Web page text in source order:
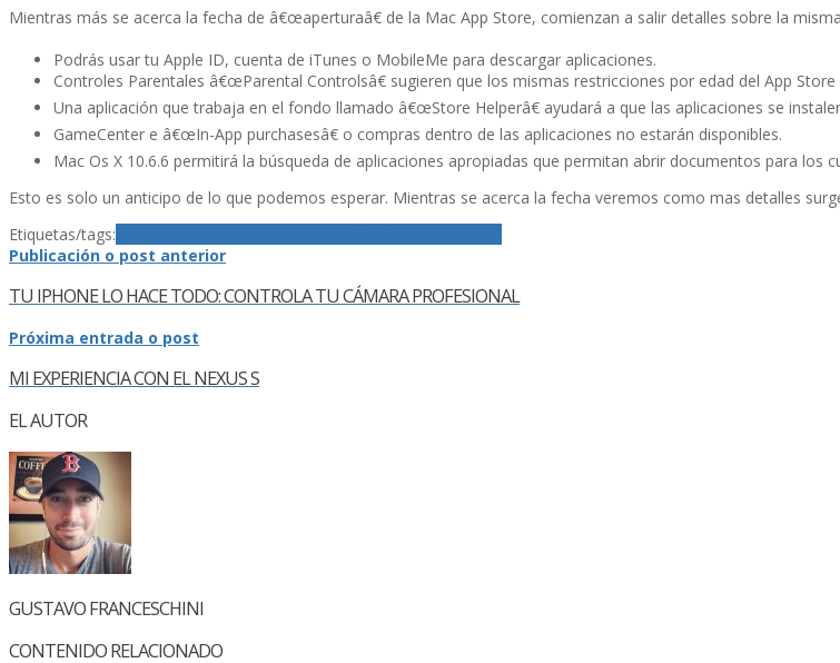
Mientras más se acerca la fecha de â€œaperturaâ€ de la Mac App Store, comienzan a salir detalles sobre la
Podrás usar tu Apple ID, cuenta de iTunes o MobileMe para descargar aplicaciones.
Controles Parentales â€œParental Controlsâ€ sugieren que los mismas restricciones por edad del App
Una aplicación que trabaja en el fondo llamado â€œStore Helperâ€ ayudará a que las aplicaciones se
GameCenter e â€œIn-App purchasesâ€ o compras dentro de las aplicaciones no estarán disponibles.
Mac Os X 10.6.6 permitirá la búsqueda de aplicaciones apropiadas que permitan abrir documentos para los
Esto es solo un anticipo de lo que podemos esperar. Mientras se acerca la fecha veremos como mas detalles
Etiquetas/tags:
Publicación o post anterior
TU IPHONE LO HACE TODO: CONTROLA TU CÁMARA PROFESIONAL
Próxima entrada o post
MI EXPERIENCIA CON EL NEXUS S
EL AUTOR
GUSTAVO FRANCESCHINI
CONTENIDO RELACIONADO